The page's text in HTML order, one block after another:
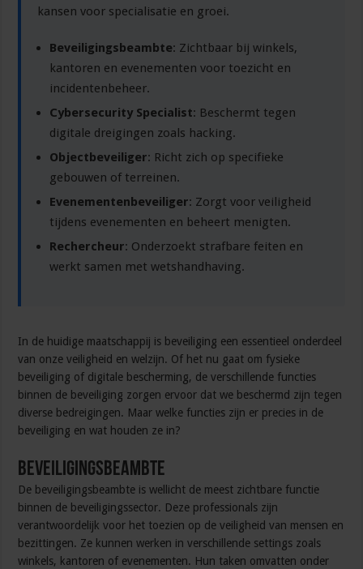
kansen voor specialisatie en groei.
Beveiligingsbeambte: Zichtbaar bij winkels,
kantoren en evenementen voor toezicht en
incidentenbeheer.
Cybersecurity Specialist: Beschermt tegen
digitale dreigingen zoals hacking.
Objectbeveiliger: Richt zich op specifieke
gebouwen of terreinen.
Evenementenbeveiliger: Zorgt voor veiligheid
tijdens evenementen en beheert menigten.
Rechercheur: Onderzoekt strafbare feiten en
werkt samen met wetshandhaving.
In de huidige maatschappij is beveiliging een essentieel onderdeel
van onze veiligheid en welzijn. Of het nu gaat om fysieke
beveiliging of digitale bescherming, de verschillende functies
binnen de beveiliging zorgen ervoor dat we beschermd zijn tegen
diverse bedreigingen. Maar welke functies zijn er precies in de
beveiliging en wat houden ze in?
Beveiligingsbeambte
De beveiligingsbeambte is wellicht de meest zichtbare functie
binnen de beveiligingssector. Deze professionals zijn
verantwoordelijk voor het toezien op de veiligheid van mensen en
bezittingen. Ze kunnen werken in verschillende settings zoals
winkels, kantoren of evenementen. Hun taken omvatten onder